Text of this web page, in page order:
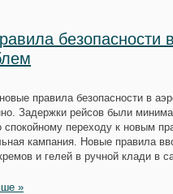
безопасности
правила безопасности в
Задержки рейсов были
спокойному переходу к новым
кампания. Новые правила
и гелей в ручной клади в
»